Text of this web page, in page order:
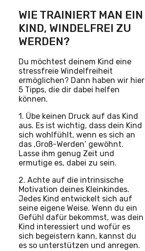
WIE TRAINIERT MAN EIN
KIND, WINDELFREI ZU
WERDEN?
Du möchtest deinem Kind eine
stressfreie Windelfreiheit
ermöglichen? Dann haben wir hier
5 Tipps, die dir dabei helfen
können.
1. Übe keinen Druck auf das Kind
aus. Es ist wichtig, dass dein Kind
sich wohlfühlt, wenn es sich an
das ‚Groß-Werden‘ gewöhnt.
Lasse ihm genug Zeit und
ermutige es, dabei zu sein.
2. Achte auf die intrinsische
Motivation deines Kleinkindes.
Jedes Kind entwickelt sich auf
seine eigene Weise. Wenn du ein
Gefühl dafür bekommst, was dein
Kind interessiert und wofür es
sich begeistern kann, kannst du
es so unterstützen und anregen.